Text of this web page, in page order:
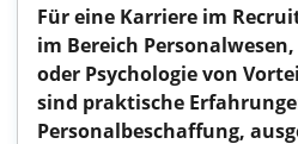
Für eine Karriere im
im Bereich
oder Psychologie von
sind praktische
Personalbeschaffung,